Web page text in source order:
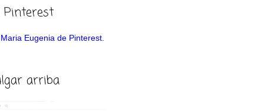
Pinterest
Eugenia de Pinterest.
arriba